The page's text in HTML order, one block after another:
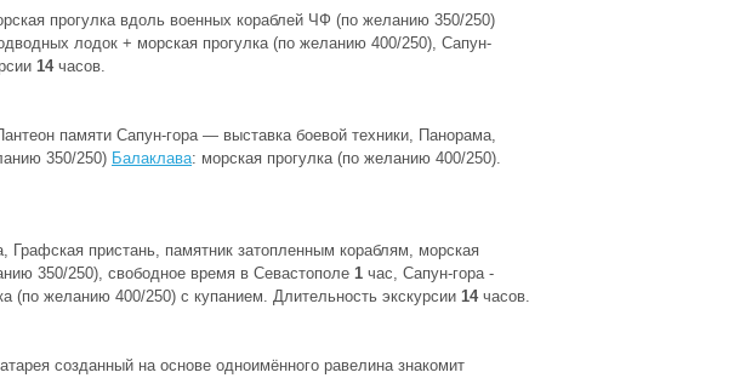
прогулка вдоль военных кораблей ЧФ (по желанию 350/250)
лодок + морская прогулка (по желанию 400/250), Сапун-
14часов.
памяти Сапун-гора — выставка боевой техники, Панорама,
350/250) Балаклава: морская прогулка (по желанию 400/250).
пристань, памятник затопленным кораблям, морская
350/250), свободное время в Севастополе 1 час, Сапун-гора -
(по желанию 400/250) с купанием. Длительность экскурсии 14часов.
созданный на основе одноимённого равелина знакомит